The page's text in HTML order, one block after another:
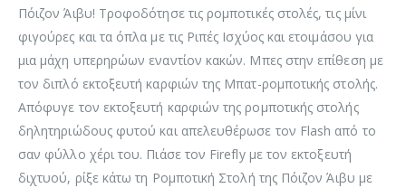
Πόιζον Άιβυ! Τροφοδότησε τις ρομποτικές στολές, τις μίνι
φιγούρες και τα όπλα με τις Ριπές Ισχύος και ετοιμάσου για
μια μάχη υπερηρώων εναντίον κακών. Μπες στην επίθεση με
τον διπλό εκτοξευτή καρφιών της Μπατ-ρομποτικής στολής.
Απόφυγε τον εκτοξευτή καρφιών της ρομποτικής στολής
δηλητηριώδους φυτού και απελευθέρωσε τον Flash από το
σαν φύλλο χέρι του. Πιάσε τον Firefly με τον εκτοξευτή
διχτυού, ρίξε κάτω τη Ρομποτική Στολή της Πόιζον Άιβυ με